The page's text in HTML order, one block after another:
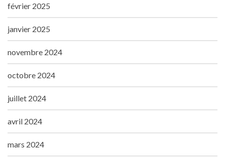
février 2025
janvier 2025
novembre 2024
octobre 2024
juillet 2024
avril 2024
mars 2024